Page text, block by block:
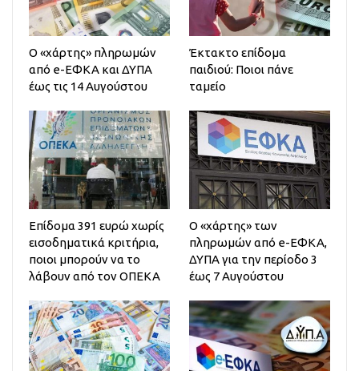
Ο «χάρτης» πληρωμών
από e-ΕΦΚΑ και ΔΥΠΑ
έως τις 14 Αυγούστου
Έκτακτο επίδομα
παιδιού: Ποιοι πάνε
ταμείο
Επίδομα 391 ευρώ χωρίς
εισοδηματικά κριτήρια,
ποιοι μπορούν να το
λάβουν από τον ΟΠΕΚΑ
Ο «χάρτης» των
πληρωμών από e-ΕΦΚΑ,
ΔΥΠΑ για την περίοδο 3
έως 7 Αυγούστου